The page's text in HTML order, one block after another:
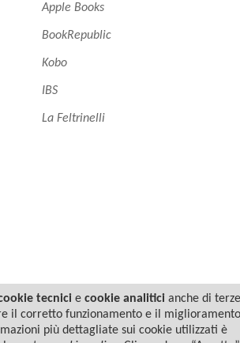
Apple Books
BookRepublic
Kobo
IBS
La Feltrinelli
tecnicie cookie analiticianche di terze
il corretto funzionamento e il miglioramento
più dettagliate sui cookie utilizzati è